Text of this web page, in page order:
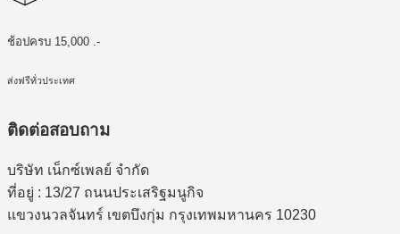
ช้อปครบ 15,000 .-
ส่งฟรีทั่วประเทศ
ติดต่อสอบถาม
บริษัท เน็กซ์เพลย์ จำกัด
ที่อยู่ : 13/27 ถนนประเสริฐมนูกิจ
แขวงนวลจันทร์ เขตบึงกุ่ม กรุงเทพมหานคร 10230